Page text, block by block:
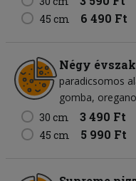
45 cm 6 490 Ft
Négy
paradicsomos
gomba oregano
30 cm
3 490 Ft
45 cm 5 990 Ft